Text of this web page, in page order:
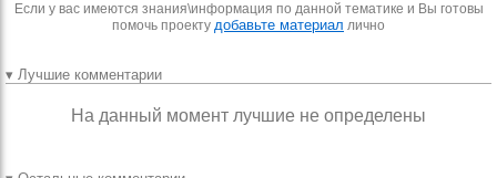
Если у вас имеются знания\информация по данной тематике и Вы готовы
помочь проекту добавьте материал лично
▾ Лучшие комментарии
На данный момент лучшие не определены